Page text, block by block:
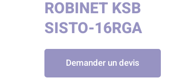
ROBINET KSB
SISTO-16RGA
Demander un devis